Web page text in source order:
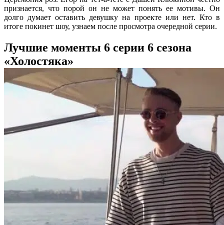
признается, что порой он не может понять ее мотивы. Он
долго думает оставить девушку на проекте или нет. Кто в
итоге покинет шоу, узнаем после просмотра очередной серии.
Лучшие моменты 6 серии 6 сезона
«Холостяка»